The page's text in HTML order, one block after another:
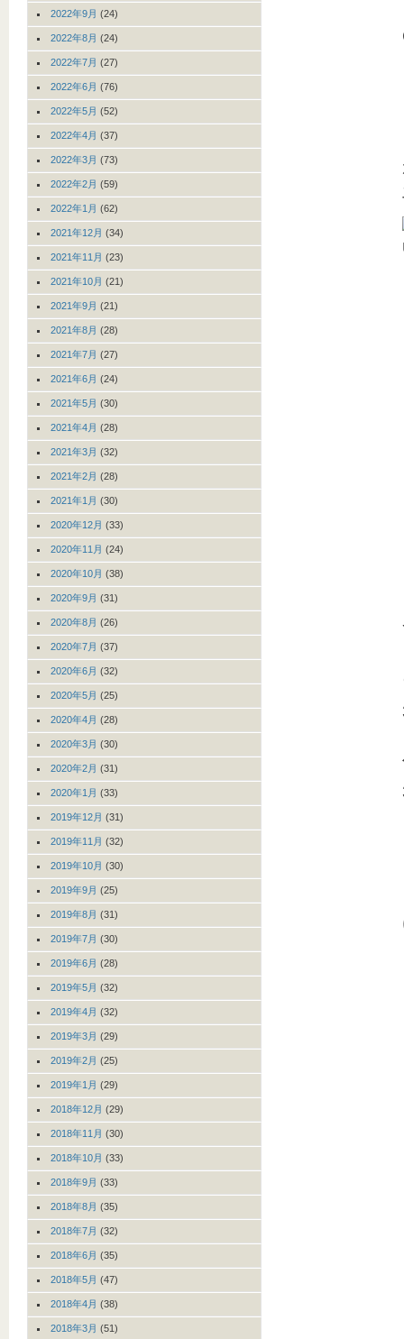
2022年9月 (24)
2022年8月 (24)
2022年7月 (27)
2022年6月 (76)
2022年5月 (52)
2022年4月 (37)
2022年3月 (73)
2022年2月 (59)
2022年1月 (62)
2021年12月 (34)
2021年11月 (23)
2021年10月 (21)
2021年9月 (21)
2021年8月 (28)
2021年7月 (27)
2021年6月 (24)
2021年5月 (30)
2021年4月 (28)
2021年3月 (32)
2021年2月 (28)
2021年1月 (30)
2020年12月 (33)
2020年11月 (24)
2020年10月 (38)
2020年9月 (31)
2020年8月 (26)
2020年7月 (37)
2020年6月 (32)
2020年5月 (25)
2020年4月 (28)
2020年3月 (30)
2020年2月 (31)
2020年1月 (33)
2019年12月 (31)
2019年11月 (32)
2019年10月 (30)
2019年9月 (25)
2019年8月 (31)
2019年7月 (30)
2019年6月 (28)
2019年5月 (32)
2019年4月 (32)
2019年3月 (29)
2019年2月 (25)
2019年1月 (29)
2018年12月 (29)
2018年11月 (30)
2018年10月 (33)
2018年9月 (33)
2018年8月 (35)
2018年7月 (32)
2018年6月 (35)
2018年5月 (47)
2018年4月 (38)
2018年3月 (51)